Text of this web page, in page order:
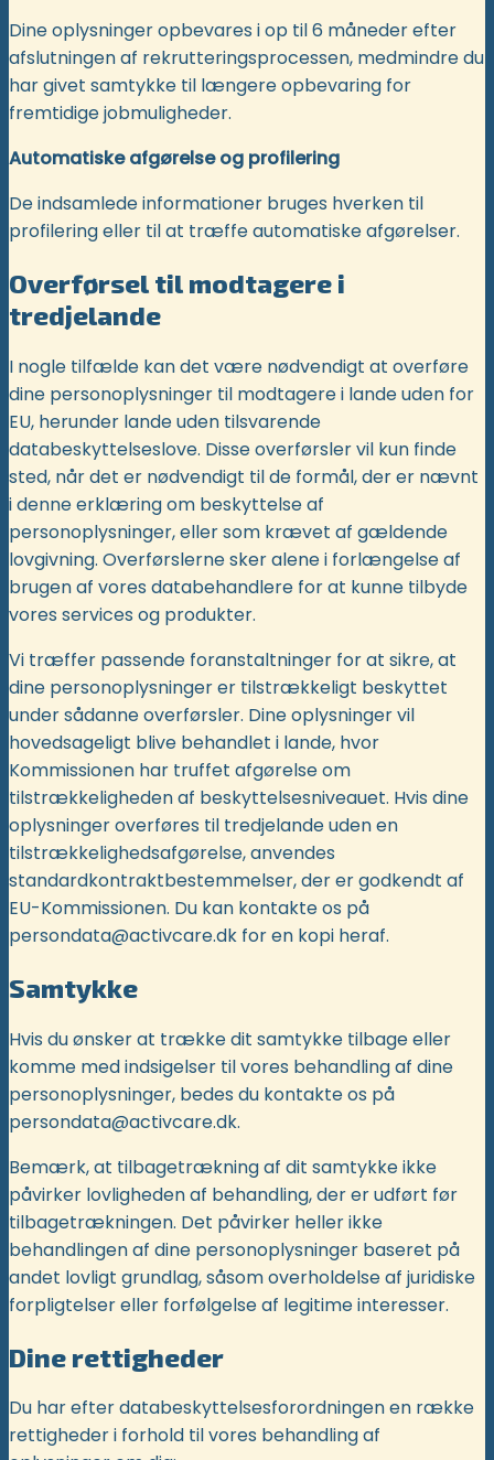
Dine oplysninger opbevares i op til 6 måneder efter
afslutningen af rekrutteringsprocessen, medmindre du
har givet samtykke til længere opbevaring for
fremtidige jobmuligheder.
Automatiske afgørelse og profilering
De indsamlede informationer bruges hverken til
profilering eller til at træffe automatiske afgørelser.
Overførsel til modtagere i
tredjelande
I nogle tilfælde kan det være nødvendigt at overføre
dine personoplysninger til modtagere i lande uden for
EU, herunder lande uden tilsvarende
databeskyttelseslove. Disse overførsler vil kun finde
sted, når det er nødvendigt til de formål, der er nævnt
i denne erklæring om beskyttelse af
personoplysninger, eller som krævet af gældende
lovgivning. Overførslerne sker alene i forlængelse af
brugen af vores databehandlere for at kunne tilbyde
vores services og produkter.
Vi træffer passende foranstaltninger for at sikre, at
dine personoplysninger er tilstrækkeligt beskyttet
under sådanne overførsler. Dine oplysninger vil
hovedsageligt blive behandlet i lande, hvor
Kommissionen har truffet afgørelse om
tilstrækkeligheden af beskyttelsesniveauet. Hvis dine
oplysninger overføres til tredjelande uden en
tilstrækkelighedsafgørelse, anvendes
standardkontraktbestemmelser, der er godkendt af
EU-Kommissionen. Du kan kontakte os på
persondata@activcare.dk for en kopi heraf.
Samtykke
Hvis du ønsker at trække dit samtykke tilbage eller
komme med indsigelser til vores behandling af dine
personoplysninger, bedes du kontakte os på
persondata@activcare.dk.
Bemærk, at tilbagetrækning af dit samtykke ikke
påvirker lovligheden af behandling, der er udført før
tilbagetrækningen. Det påvirker heller ikke
behandlingen af dine personoplysninger baseret på
andet lovligt grundlag, såsom overholdelse af juridiske
forpligtelser eller forfølgelse af legitime interesser.
Dine rettigheder
Du har efter databeskyttelsesforordningen en række
rettigheder i forhold til vores behandling af